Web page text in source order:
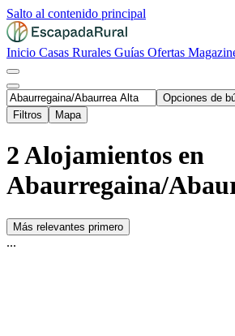
Salto al contenido principal
Inicio Casas Rurales Guías Ofertas
Opciones de
Filtros
Mapa
2 Alojamientos en
Abaurregaina/
Más relevantes primero
...